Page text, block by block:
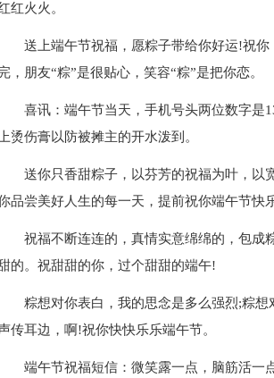
红火火。
送上端午节祝福，愿粽子带给你好运!祝
，朋友“粽”是很贴心，笑容“粽”是把你恋。
喜讯：端午节当天，手机号头两位数字是
上烫伤膏以防被摊主的开水泼到。
送你只香甜粽子，以芬芳的祝福为叶，以
品尝美好人生的每一天，提前祝你端午节快
祝福不断连连的，真情实意绵绵的，包成
的。祝甜甜的你，过个甜甜的端午!
粽想对你表白，我的思念是多么强烈;粽
传耳边，啊!祝你快快乐乐端午节。
端午节祝福短信：微笑露一点，脑筋活一